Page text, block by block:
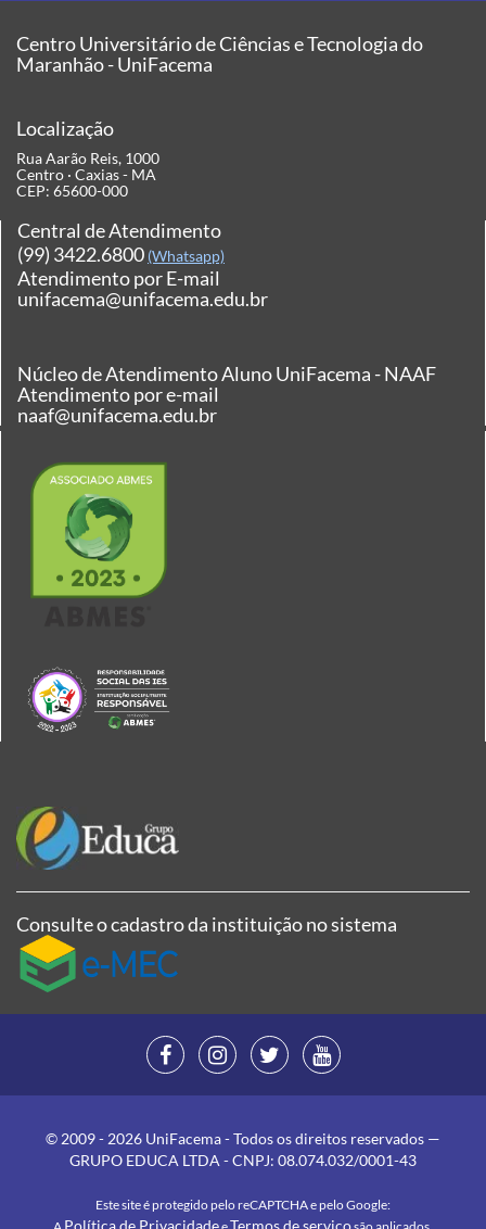
Centro Universitário de Ciências e Tecnologia do
Maranhão - UniFacema
Localização
Rua Aarão Reis, 1000
Centro · Caxias - MA
CEP: 65600-000
Central de Atendimento
(99) 3422.6800 (Whatsapp)
Atendimento por E-mail
unifacema@unifacema.edu.br
Núcleo de Atendimento Aluno UniFacema - NAAF
Atendimento por e-mail
naaf@unifacema.edu.br
Consulte o cadastro da instituição no sistema
© 2009 - 2026 UniFacema - Todos os direitos reservados —
GRUPO EDUCA LTDA - CNPJ: 08.074.032/0001-43
Este site é protegido pelo reCAPTCHA e pelo Google:
Política de Privacidade Termos de serviço